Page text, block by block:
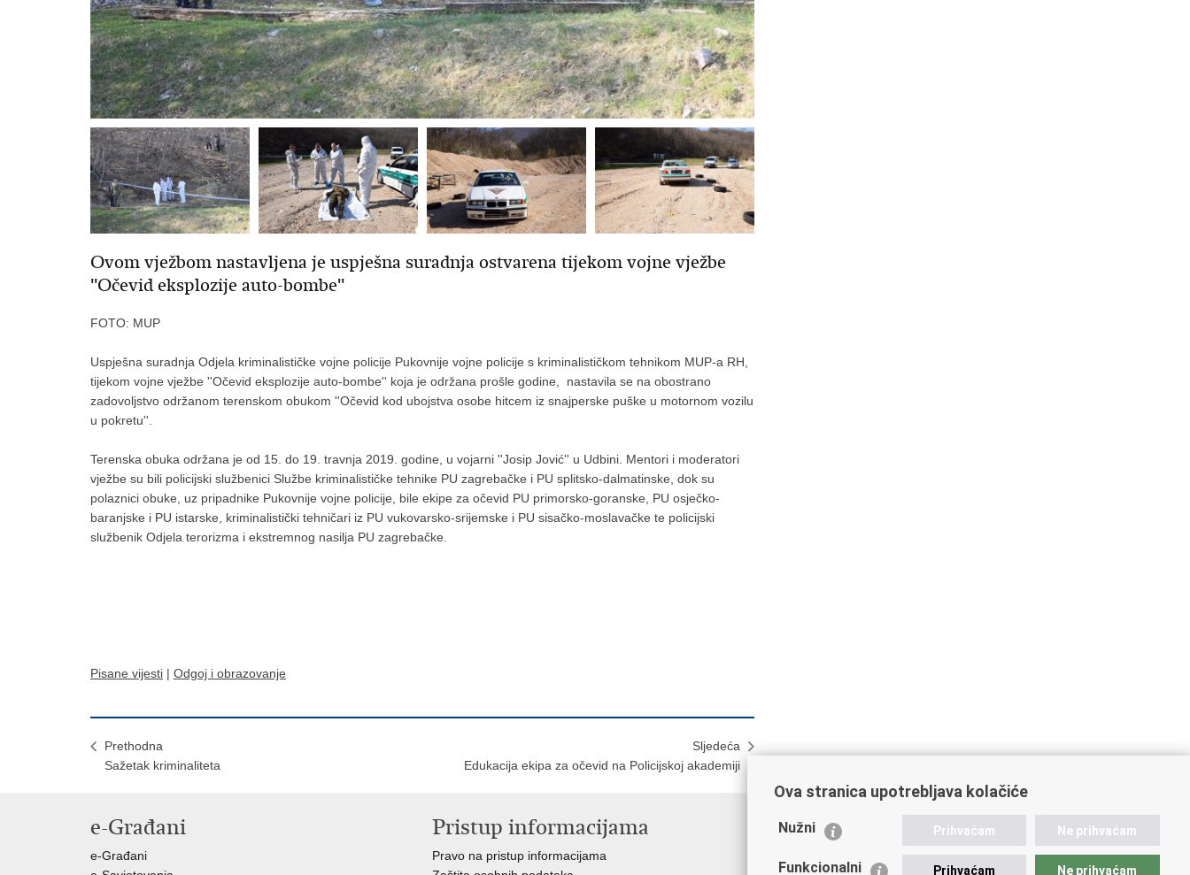
Ovom vježbom nastavljena je uspješna suradnja ostvarena tijekom vojne vježbe
''Očevid eksplozije auto-bombe''
FOTO: MUP
Uspješna suradnja Odjela kriminalističke vojne policije Pukovnije vojne policije s kriminalističkom tehnikom MUP-a RH,
tijekom vojne vježbe ''Očevid eksplozije auto-bombe'' koja je održana prošle godine, nastavila se na obostrano
zadovoljstvo održanom terenskom obukom ''Očevid kod ubojstva osobe hitcem iz snajperske puške u motornom vozilu
u pokretu''.
Terenska obuka održana je od 15. do 19. travnja 2019. godine, u vojarni ''Josip Jović'' u Udbini. Mentori i moderatori
vježbe su bili policijski službenici Službe kriminalističke tehnike PU zagrebačke i PU splitsko-dalmatinske, dok su
polaznici obuke, uz pripadnike Pukovnije vojne policije, bile ekipe za očevid PU primorsko-goranske, PU osječko-
baranjske i PU istarske, kriminalistički tehničari iz PU vukovarsko-srijemske i PU sisačko-moslavačke te policijski
službenik Odjela terorizma i ekstremnog nasilja PU zagrebačke.
Pisane vijesti | Odgoj i obrazovanje
Prethodna
Sažetak kriminaliteta
Sljedeća
Edukacija ekipa za očevid na Policijskoj akademiji
e-Građani
e-Građani
Pristup informacijama
Pravo na pristup informacijama
Važne poveznice
Ova stranica upotrebljava kolačiće
Nužni Prihvaćam Ne prihvaćam
Funkcionalni Prihvaćam Ne prihvaćam